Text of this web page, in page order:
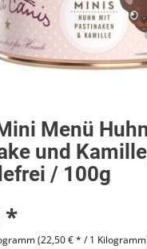
Menü
und
/ 100g
*
(22,50 € * / 1